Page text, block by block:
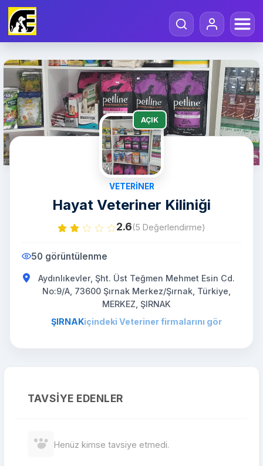
AÇIK
VETERINER
Hayat Veteriner Kiliniği
2.6(5 Değerlendirme)
50 görüntülenme
Aydınlıkevler, Şht. Üst Teğmen Mehmet Esin Cd.
No:9/A, 73600 Şırnak Merkez/Şırnak, Türkiye,
MERKEZ, ŞIRNAK
ŞIRNAKiçindeki Veteriner firmalarını gör
TAVSIYE EDENLER
Henüz kimse tavsiye etmedi.